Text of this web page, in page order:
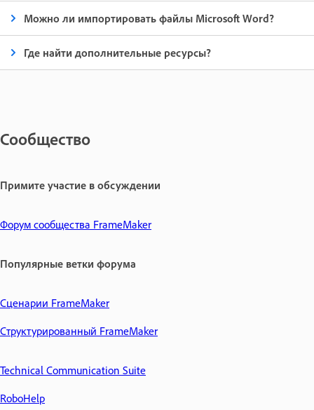
Можно ли импортировать файлы Microsoft Word?
Где найти дополнительные ресурсы?
Сообщество
Примите участие в обсуждении
Форум сообщества FrameMaker
Популярные ветки форума
Сценарии FrameMaker
Структурированный FrameMaker
Technical Communication Suite
RoboHelp